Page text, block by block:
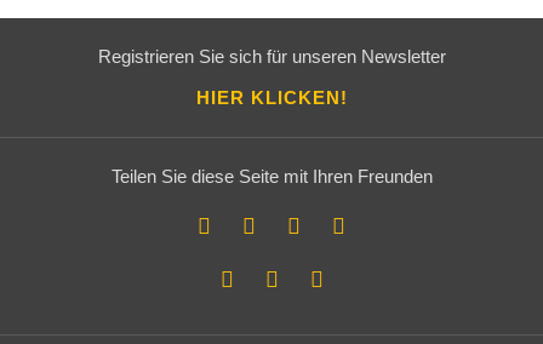
Registrieren Sie sich für unseren Newsletter
HIER KLICKEN!
Teilen Sie diese Seite mit Ihren Freunden